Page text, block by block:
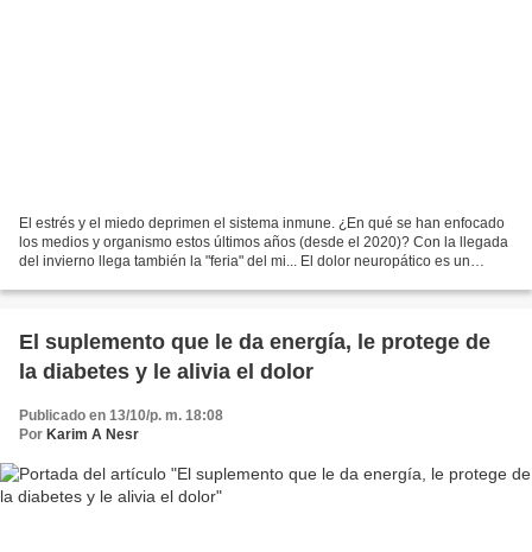
El estrés y el miedo deprimen el sistema inmune. ¿En qué se han enfocado
los medios y organismo estos últimos años (desde el 2020)? Con la llegada
del invierno llega también la "feria" del mi... El dolor neuropático es un
El suplemento que le da energía, le protege de
la diabetes y le alivia el dolor
Publicado en 13/10/p. m. 18:08
Por Karim A Nesr